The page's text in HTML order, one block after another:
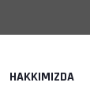
HAKKIMIZDA